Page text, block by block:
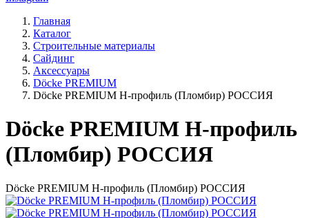
Главная
Каталог
Строительные материалы
Сайдинг
Аксессуары
Döcke PREMIUM
Döcke PREMIUM H-профиль (Пломбир) РОССИЯ
Döcke PREMIUM H-профиль
(Пломбир) РОССИЯ
Döcke PREMIUM H-профиль (Пломбир) РОССИЯ